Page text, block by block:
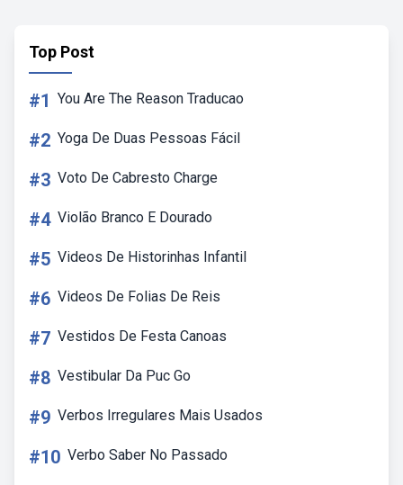
Top Post
#1 You Are The Reason Traducao
#2 Yoga De Duas Pessoas Fácil
#3 Voto De Cabresto Charge
#4 Violão Branco E Dourado
#5 Videos De Historinhas Infantil
#6 Videos De Folias De Reis
#7 Vestidos De Festa Canoas
#8 Vestibular Da Puc Go
#9 Verbos Irregulares Mais Usados
#10 Verbo Saber No Passado